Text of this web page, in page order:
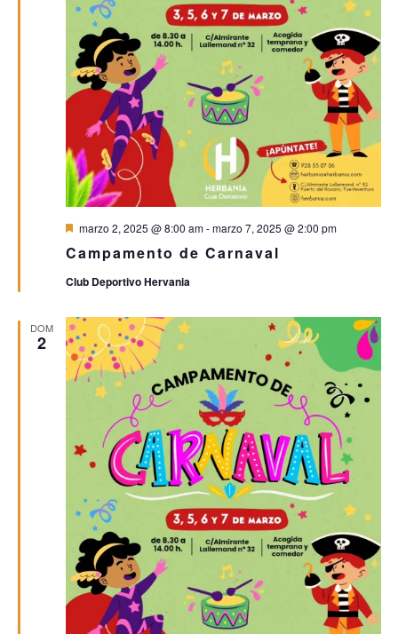
Campamento de Carnaval
Destacado
marzo 2, 2025 @ 8:00 am-marzo 7, 2025 @ 2:00 pm
Club Deportivo Hervania
DOM
2